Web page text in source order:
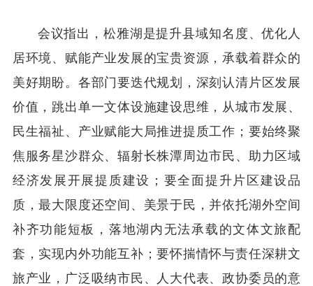
会议指出，松雅湖是提升县域知名度、优化人
居环境、赋能产业发展的宝贵资源，承载着群众的
美好期盼。各部门要迭代规划，深刻认清片区发展
价值，跳出单一文体设施建设思维，从城市发展、
民生福祉、产业赋能大局推进提质工作；要始终聚
焦服务星沙群众、辐射长株潭周边市民、助力区域
经济发展开展提质建设；要全面提升片区建设品
质，最大限度还空间、美景于民，并依托湖外空间
补齐功能短板，落地湖内无法承载的文体文旅配
套，实现内外功能互补；要怀揣情怀与责任深耕文
旅产业，广泛吸纳市民、人大代表、政协委员的意